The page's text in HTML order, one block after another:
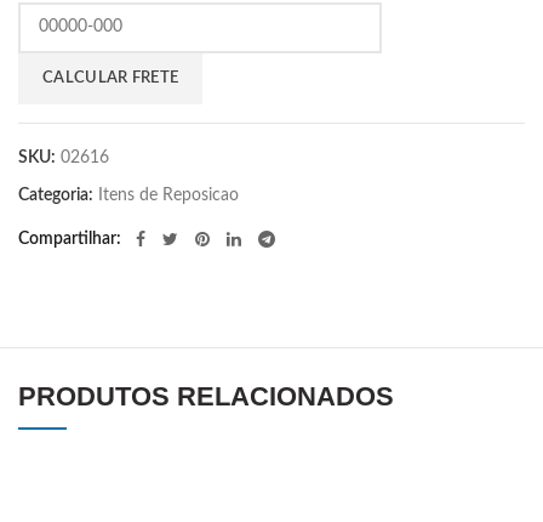
SKU: 02616
Categoria: Itens de Reposicao
Compartilhar
PRODUTOS RELACIONADOS